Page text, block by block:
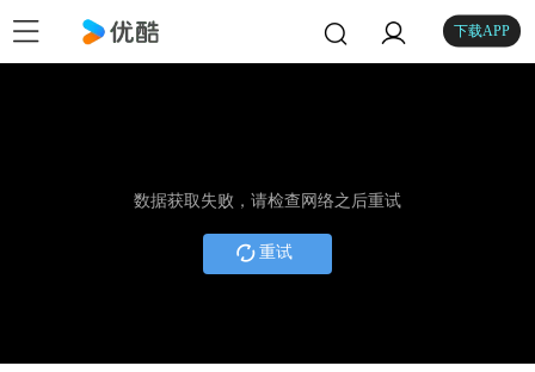
下载APP
数据获取失败，请检查网络之后重试
重试